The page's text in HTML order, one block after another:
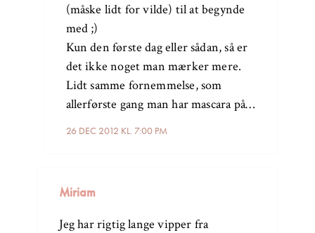
26 DEC 2012 KL. 7:00 PM
(måske lidt for vilde) til at begynde
med ;)
Kun den første dag eller sådan, så er
det ikke noget man mærker mere.
Lidt samme fornemmelse, som
allerførste gang man har mascara på…
Miriam
Jeg har rigtig lange vipper fra